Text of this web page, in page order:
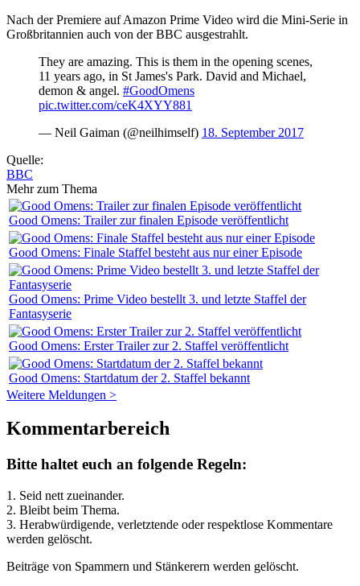
Nach der Premiere auf Amazon Prime Video wird die Mini-Serie in
Großbritannien auch von der BBC ausgestrahlt.
They are amazing. This is them in the opening scenes,
11 years ago, in St James's Park. David and Michael,
demon & angel. #GoodOmens
pic.twitter.com/ceK4XYY881
— Neil Gaiman (@neilhimself) 18. September 2017
Quelle:
BBC
Mehr zum Thema
Good Omens: Trailer zur finalen Episode veröffentlicht
Good Omens: Finale Staffel besteht aus nur einer Episode
Good Omens: Prime Video bestellt 3. und letzte Staffel der
Fantasyserie
Good Omens: Erster Trailer zur 2. Staffel veröffentlicht
Good Omens: Startdatum der 2. Staffel bekannt
Weitere Meldungen >
Kommentarbereich
Bitte haltet euch an folgende Regeln:
1. Seid nett zueinander.
2. Bleibt beim Thema.
3. Herabwürdigende, verletztende oder respektlose Kommentare
werden gelöscht.
Beiträge von Spammern und Stänkerern werden gelöscht.